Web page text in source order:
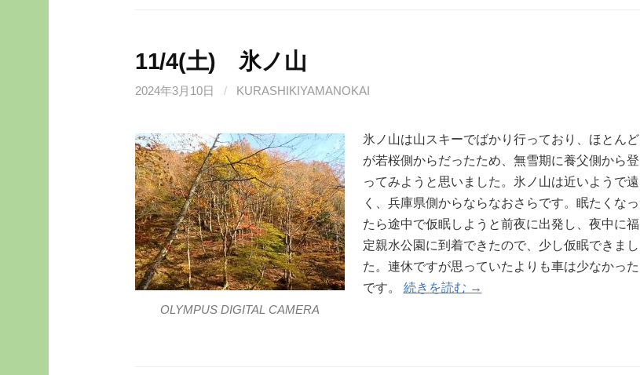
11/4(土) 氷ノ山
2024年3月10日 / KURASHIKIYAMANOKAI
OLYMPUS DIGITAL CAMERA
氷ノ山は山スキーでばかり行っており、ほとんど
が若桜側からだったため、無雪期に養父側から登
ってみようと思いました。氷ノ山は近いようで遠
く、兵庫県側からならなおさらです。眠たくなっ
たら途中で仮眠しようと前夜に出発し、夜中に福
定親水公園に到着できたので、少し仮眠できまし
た。連休ですが思っていたよりも車は少なかった
です。 続きを読む →